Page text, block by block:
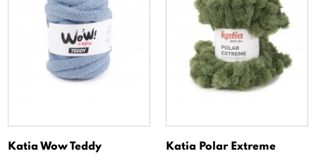
Katia Wow Teddy Katia Polar Extreme